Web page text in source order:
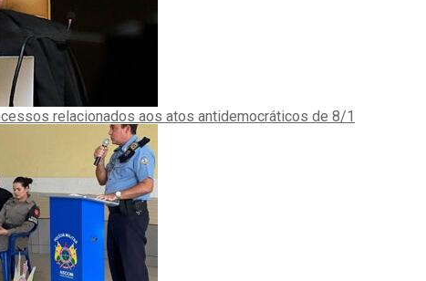
relacionados aos atos antidemocráticos de 8/1